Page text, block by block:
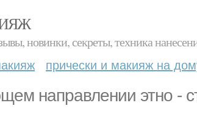
новинки, секреты, техника
прически и макияж на
направлении этно -